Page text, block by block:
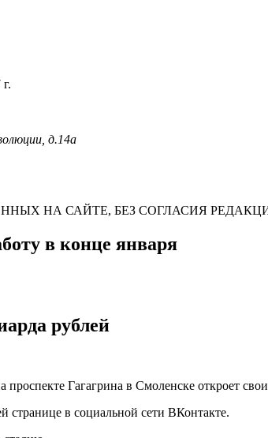
д.14а
НА САЙТЕ, БЕЗ СОГЛАСИЯ
в конце января
рублей
Гагагрина в Смоленске откроет
странице в социальной сети ВКонтакте.